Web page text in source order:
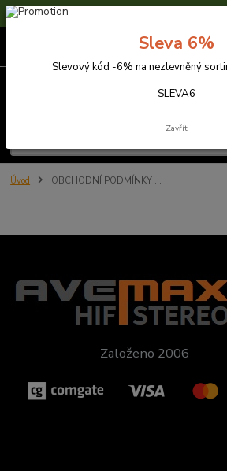
Sleva 6% na nezlevněné zboží s
Úvod OBCHODNÍ PODMÍNKY ...
Založeno 2006
Sleva 6%
Slevový kód -6% na nezlevněný
SLEVA6
Zavřít